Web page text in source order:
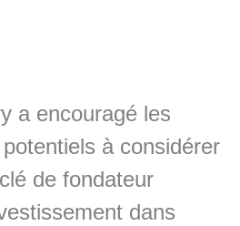
a encouragé les
à considérer
clé de fondateur
dans